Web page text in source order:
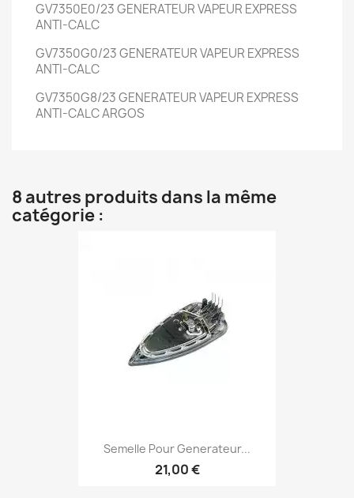
GV7350E0/23GENERATEUR VAPEUR EXPRESS
ANTI-CALC
GV7350G0/23GENERATEUR VAPEUR EXPRESS
ANTI-CALC
GV7350G8/23GENERATEUR VAPEUR EXPRESS
ANTI-CALCARGOS
8 autres produits dans la même
catégorie :
Semelle Pour Generateur...
21,00 €